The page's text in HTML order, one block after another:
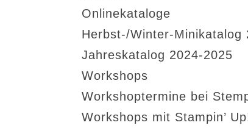
Onlinekataloge
Herbst-/Winter-Minikatalog
Jahreskatalog 2024-2025
Workshops
Workshoptermine bei
Workshops mit Stampin’